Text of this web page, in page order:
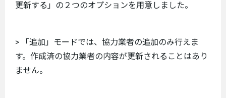
更新する」の２つのオプションを用意しました。
> 「追加」モードでは、協力業者の追加のみ行えま
す。作成済の協力業者の内容が更新されることはあり
ません。